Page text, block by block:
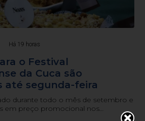
Há 19 horas
o Festival
da Cuca são
até segunda-feira
durante todo o mês de setembro e
em preço promocional nos